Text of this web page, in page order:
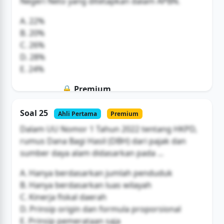
A. 22%
B. 20%
C. 26%
D. 28%
E. 24%
🔒 Premium
Buka Akses
Soal 25 Ahli Pertama Premium
Dalam UU Nomor 1 Tahun 2022 tentang HKPD,
rumus Dana Bagi Hasil (DBH) dari pajak dan
sumber daya alam didasarkan pada ...
A. Hanya berdasarkan jumlah penduduk
B. Hanya berdasarkan luas wilayah
C. Kinerja fiskal daerah
D. Prinsip origin dan formula proporsional
E. Prinsip pemerataan saja